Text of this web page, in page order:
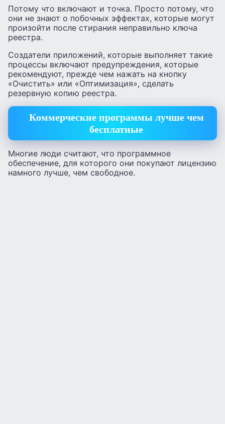
Потому что включают и точка. Просто потому, что
они не знают о побочных эффектах, которые могут
произойти после стирания неправильно ключа
реестра.
Создатели приложений, которые выполняет такие
процессы включают предупреждения, которые
рекомендуют, прежде чем нажать на кнопку
«Очистить» или «Оптимизация», сделать
резервную копию реестра.
Коммерческие программы лучше чем
бесплатные
Многие люди считают, что программное
обеспечение, для которого они покупают лицензию
намного лучше, чем свободное.